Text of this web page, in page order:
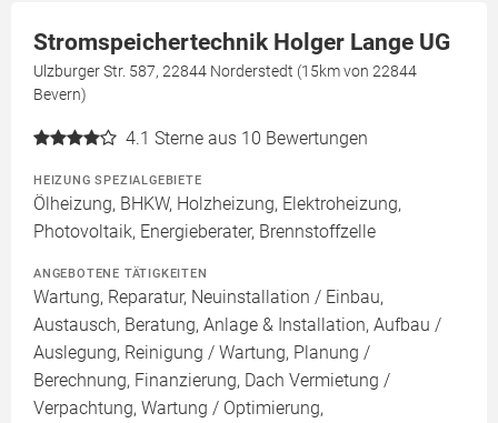
Stromspeichertechnik Holger Lange UG
Ulzburger Str. 587, 22844 Norderstedt (15km von 22844
Bevern)
4.1 Sterne aus 10 Bewertungen
HEIZUNG SPEZIALGEBIETE
Ölheizung, BHKW, Holzheizung, Elektroheizung,
Photovoltaik, Energieberater, Brennstoffzelle
ANGEBOTENE TÄTIGKEITEN
Wartung, Reparatur, Neuinstallation / Einbau,
Austausch, Beratung, Anlage & Installation, Aufbau /
Auslegung, Reinigung / Wartung, Planung /
Berechnung, Finanzierung, Dach Vermietung /
Verpachtung, Wartung / Optimierung,